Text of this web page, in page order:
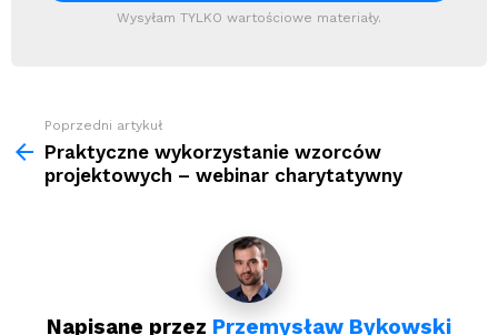
Wysyłam TYLKO wartościowe materiały.
Zobacz
więcej
Poprzedni artykuł
Praktyczne wykorzystanie wzorców
projektowych – webinar charytatywny
Napisane przez Przemysław Bykowski